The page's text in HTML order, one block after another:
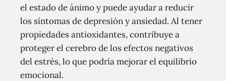
el estado de ánimo y puede ayudar a reducir
los síntomas de depresión y ansiedad. Al tener
propiedades antioxidantes, contribuye a
proteger el cerebro de los efectos negativos
del estrés, lo que podría mejorar el equilibrio
emocional.